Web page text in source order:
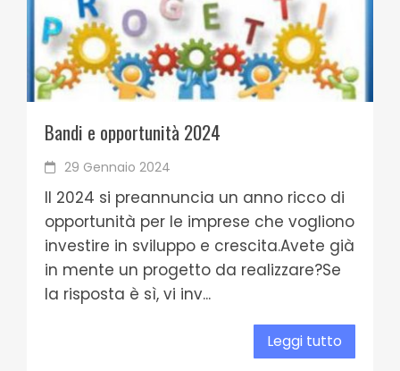
Bandi e opportunità 2024
29 Gennaio 2024
Il 2024 si preannuncia un anno ricco di
opportunità per le imprese che vogliono
investire in sviluppo e crescita.Avete già
in mente un progetto da realizzare?Se
la risposta è sì, vi inv...
Leggi tutto